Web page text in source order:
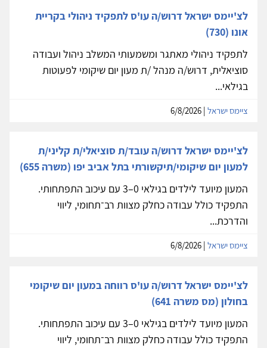
לצ'יימס ישראל דרוש/ה עו'ס לתפקיד ניהולי בקריית
אונו (730)
לתפקיד ניהולי מאתגר ומשמעותי המשלב ניהול ועבודה
סוציאלית, דרוש/ה מנהל /ת מעון יום שיקומי לפעוטות
בגילאי...
ציימס ישראל
לצ'יימס ישראל דרוש/ה עובד/ת סוציאלי/ת קליני/ת
למעון יום שיקומי/תיקשורתי בתל אביב יפו (משרה 655)
המעון מיועד לילדים בגילאי 0–3 עם עיכוב התפתחותי.
התפקיד כולל עבודה כחלק מצוות רב־תחומי, ליווי
והדרכת...
ציימס ישראל
לצ'יימס ישראל דרוש/ה עו'ס רווחה במעון יום שיקומי
בחולון (מס משרה 641)
המעון מיועד לילדים בגילאי 0–3 עם עיכוב התפתחותי.
התפקיד כולל עבודה כחלק מצוות רב־תחומי, ליווי